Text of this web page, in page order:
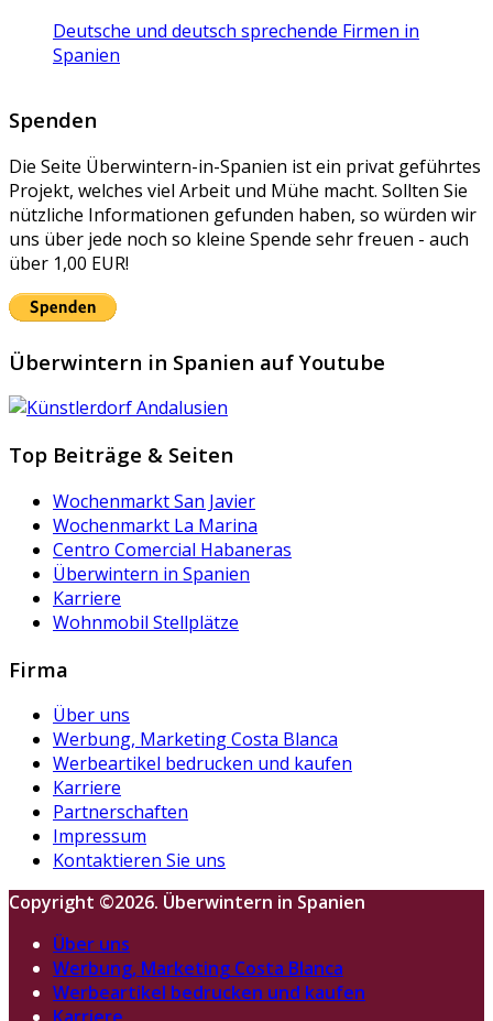
Deutsche und deutsch sprechende Firmen in
Spanien
Spenden
Die Seite Überwintern-in-Spanien ist ein privat geführtes
Projekt, welches viel Arbeit und Mühe macht. Sollten Sie
nützliche Informationen gefunden haben, so würden wir
uns über jede noch so kleine Spende sehr freuen - auch
über 1,00 EUR!
Überwintern in Spanien auf Youtube
Top Beiträge & Seiten
Wochenmarkt San Javier
Wochenmarkt La Marina
Centro Comercial Habaneras
Überwintern in Spanien
Karriere
Wohnmobil Stellplätze
Firma
Über uns
Werbung, Marketing Costa Blanca
Werbeartikel bedrucken und kaufen
Karriere
Partnerschaften
Impressum
Kontaktieren Sie uns
Copyright ©2026. Überwintern in Spanien
Über uns
Werbung, Marketing Costa Blanca
Werbeartikel bedrucken und kaufen